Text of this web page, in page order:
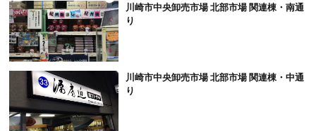
川崎市中央卸売市場 北部市場 関連棟・南通
り
川崎市中央卸売市場 北部市場 関連棟・中通
り